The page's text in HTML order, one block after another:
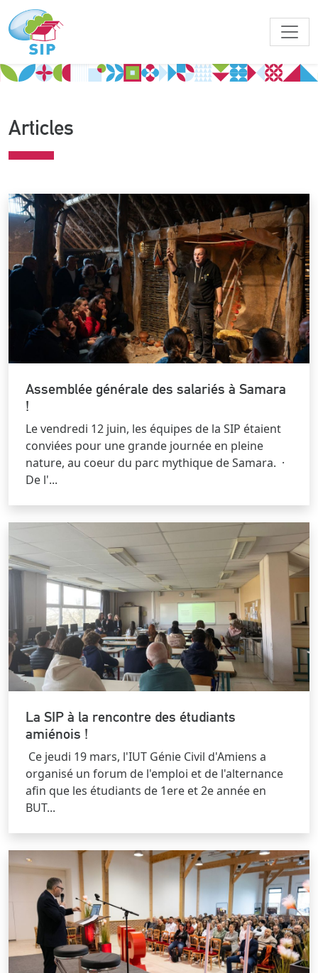
Articles
Assemblée générale des salariés à Samara
!
Le vendredi 12 juin, les équipes de la SIP étaient
conviées pour une grande journée en pleine
nature, au coeur du parc mythique de Samara. ·
De l'...
La SIP à la rencontre des étudiants
amiénois !
Ce jeudi 19 mars, l'IUT Génie Civil d'Amiens a
organisé un forum de l'emploi et de l'alternance
afin que les étudiants de 1ere et 2e année en
BUT...